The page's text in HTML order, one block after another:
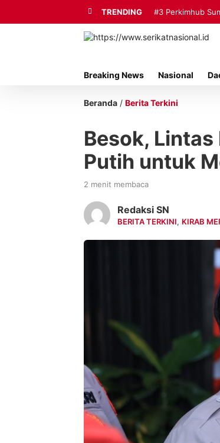
TRENDING #3 Perkimhub
Breaking News Nasional
Beranda / Berita Terkini
Besok, Lintas
Putih untuk
2 menit membaca
Redaksi SN
BERITA TERKINI, KIRAB